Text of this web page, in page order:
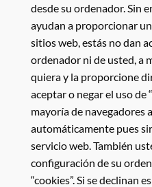
desde su ordenador. Sin
ayudan a proporcionar
sitios web, estás no dan
ordenador ni de usted, a
quiera y la proporcione
aceptar o negar el uso de
mayoría de navegadores
automáticamente pues
servicio web. También
configuración de su
“cookies”. Si se declinan